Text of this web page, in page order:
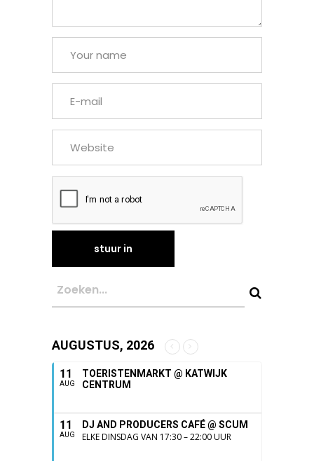
AUGUSTUS, 2026
11
AUG
TOERISTENMARKT @ KATWIJK
CENTRUM
11
AUG
DJ AND PRODUCERS CAFÉ @ SCUM
ELKE DINSDAG VAN 17:30 – 22:00 UUR